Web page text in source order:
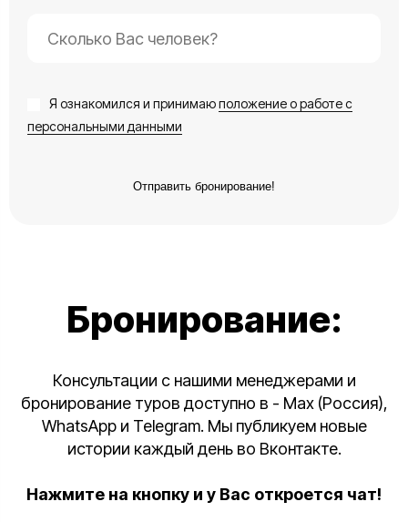
Я ознакомился и принимаюположение о работе с
персональными данными
Отправить бронирование!
Бронирование:
Консультации с нашими менеджерами и
бронирование туров доступно в - Max (Россия),
WhatsApp и Telegram. Мы публикуем новые
истории каждый день во Вконтакте.
Нажмите на кнопку и у Вас откроется чат!